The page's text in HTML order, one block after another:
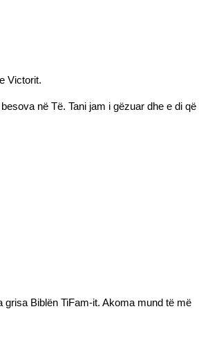
Victorit.
në Të. Tani jam i gëzuar dhe e di që
grisa Biblën TiFam-it. Akoma mund të më